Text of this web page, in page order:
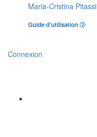
Maria-Cristina Pitassi
Guide d'utilisation
Connexion